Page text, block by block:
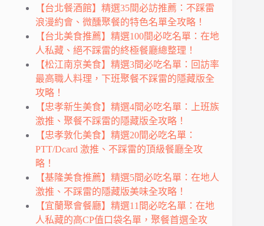
【台北餐酒館】精選35間必訪推薦：不踩雷
浪漫約會、微醺聚餐的特色名單全攻略！
【台北美食推薦】精選100間必吃名單：在地
人私藏、絕不踩雷的終極餐廳總整理！
【松江南京美食】精選3間必吃名單：回訪率
最高職人料理，下班聚餐不踩雷的隱藏版全
攻略！
【忠孝新生美食】精選4間必吃名單：上班族
激推、聚餐不踩雷的隱藏版全攻略！
【忠孝敦化美食】精選20間必吃名單：
PTT/Dcard 激推、不踩雷的頂級餐廳全攻
略！
【基隆美食推薦】精選5間必吃名單：在地人
激推、不踩雷的隱藏版美味全攻略！
【宜蘭聚會餐廳】精選11間必吃名單：在地
人私藏的高CP值口袋名單，聚餐首選全攻